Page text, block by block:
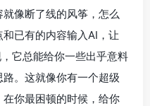
像断了线的风筝，怎么
已有的内容输入AI，让
它总能给你一些出乎意料
。这就像你有一个超级
在你最困顿的时候，给你